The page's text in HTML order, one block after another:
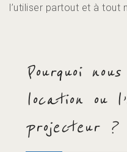
l’utiliser partout et à tout
Pourquoi
location ou
projecteur ?